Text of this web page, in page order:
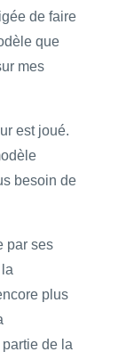
de faire
que
mes
est joué.
besoin de
par ses
plus
de la